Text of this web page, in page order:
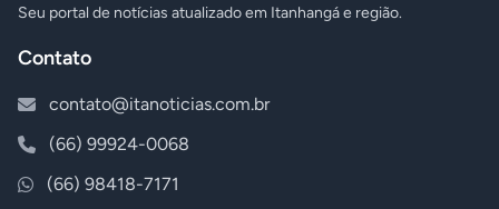
Seu portal de notícias atualizado em Itanhangá e região.
Contato
contato@itanoticias.com.br
(66) 99924-0068
(66) 98418-7171